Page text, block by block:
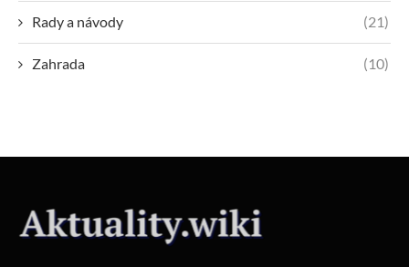
Rady a návody (21)
Zahrada (10)